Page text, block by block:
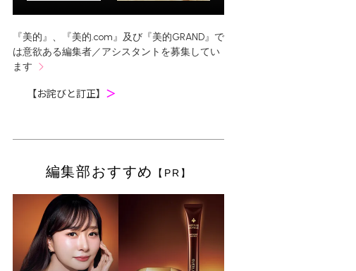
『美的』、『美的.com』及び『美的GRAND』で
は意欲ある編集者／アシスタントを募集してい
ます
【お詫びと訂正】 ＞
編集部おすすめ 【PR】